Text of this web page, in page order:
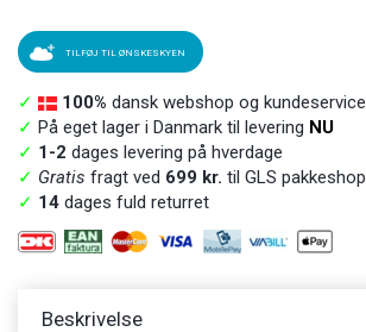
TILFØJ TIL ØNSKESKYEN
✓ 100% dansk webshop og kundeservice
✓ På eget lager i Danmark til levering NU
✓ 1-2 dages levering på hverdage
✓ Gratis fragt ved 699 kr. til GLS pakkeshop
✓ 14 dages fuld returret
Beskrivelse